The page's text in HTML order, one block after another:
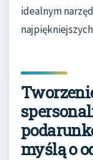
idealnym
myślą o